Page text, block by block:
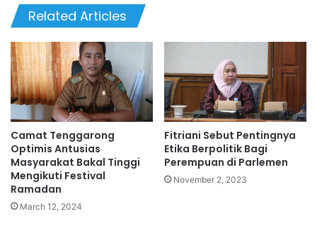
Related Articles
Camat Tenggarong
Optimis Antusias
Masyarakat Bakal Tinggi
Mengikuti Festival
Ramadan
March 12, 2024
Fitriani Sebut Pentingnya
Etika Berpolitik Bagi
Perempuan di Parlemen
November 2, 2023